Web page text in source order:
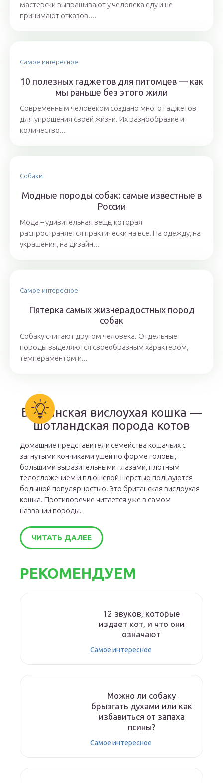
мастерски выпрашивают у человека еду и не
принимают отказов....
Самое интересное
10 полезных гаджетов для питомцев — как
мы раньше без этого жили
Современным человеком создано много гаджетов
для упрощения своей жизни. Их разнообразие и
количество...
Собаки
Модные породы собак: самые известные в
России
Мода – удивительная вещь, которая
распространяется практически на все. На одежду, на
украшения, на дизайн...
Самое интересное
Пятерка самых жизнерадостных пород
собак
Собаку считают другом человека. Отдельные
породы выделяются своеобразным характером,
темпераментом и...
Британская вислоухая кошка —
шотландская порода котов
Домашние представители семейства кошачьих с
загнутыми кончиками ушей по форме головы,
большими выразительными глазами, плотным
телосложением и плюшевой шерстью пользуются
большой популярностью. Это британская вислоухая
кошка. Противоречие читается уже в самом
названии породы.
ЧИТАТЬ ДАЛЕЕ
РЕКОМЕНДУЕМ
12 звуков, которые
издает кот, и что они
означают
Самое интересное
Можно ли собаку
брызгать духами или как
избавиться от запаха
псины?
Самое интересное